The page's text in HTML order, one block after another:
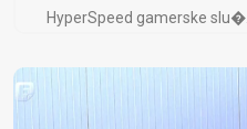
HyperSpeed ​​gamerske slu�..